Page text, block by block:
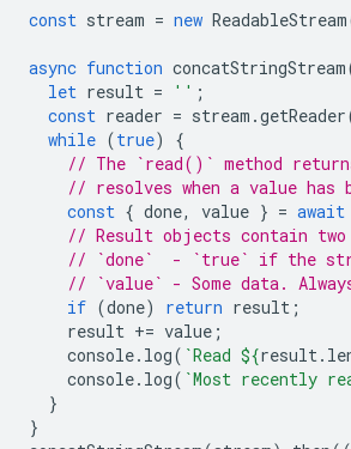
const stream = new ReadableStream
async function concatStringStream
let result = '' ;
const reader = stream .getReader
while (true)
{
// The `read()` method
// resolves when a value has
const { done, value } = await
// Result objects contain
// `done`  - `true` if the
// `value` - Some data.
if (done) return result ;
result += value ;
console. log( `Read ${result.
console. log( `Most recently
}
}